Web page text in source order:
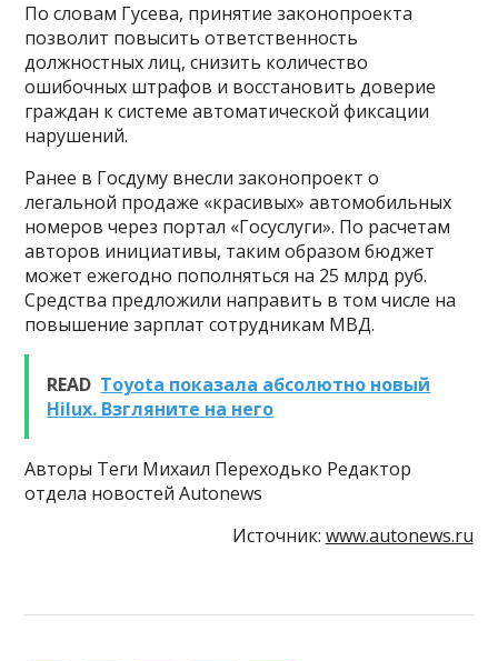
По словам Гусева, принятие законопроекта
позволит повысить ответственность
должностных лиц, снизить количество
ошибочных штрафов и восстановить доверие
граждан к системе автоматической фиксации
нарушений.
Ранее в Госдуму внесли законопроект о
легальной продаже «красивых» автомобильных
номеров через портал «Госуслуги». По расчетам
авторов инициативы, таким образом бюджет
может ежегодно пополняться на 25 млрд руб.
Средства предложили направить в том числе на
повышение зарплат сотрудникам МВД.
READ Toyota показала абсолютно новый
Hilux. Взгляните на него
Авторы Теги Михаил Переходько Редактор
отдела новостей Autonews
Источник: www.autonews.ru